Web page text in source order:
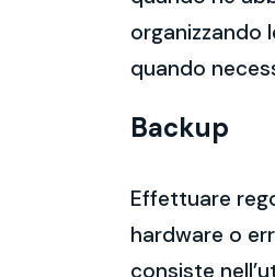
organizzando
quando
Backup
Effettuare
hardware o
consiste